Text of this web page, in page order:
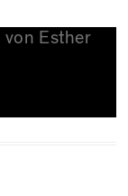
von Esther